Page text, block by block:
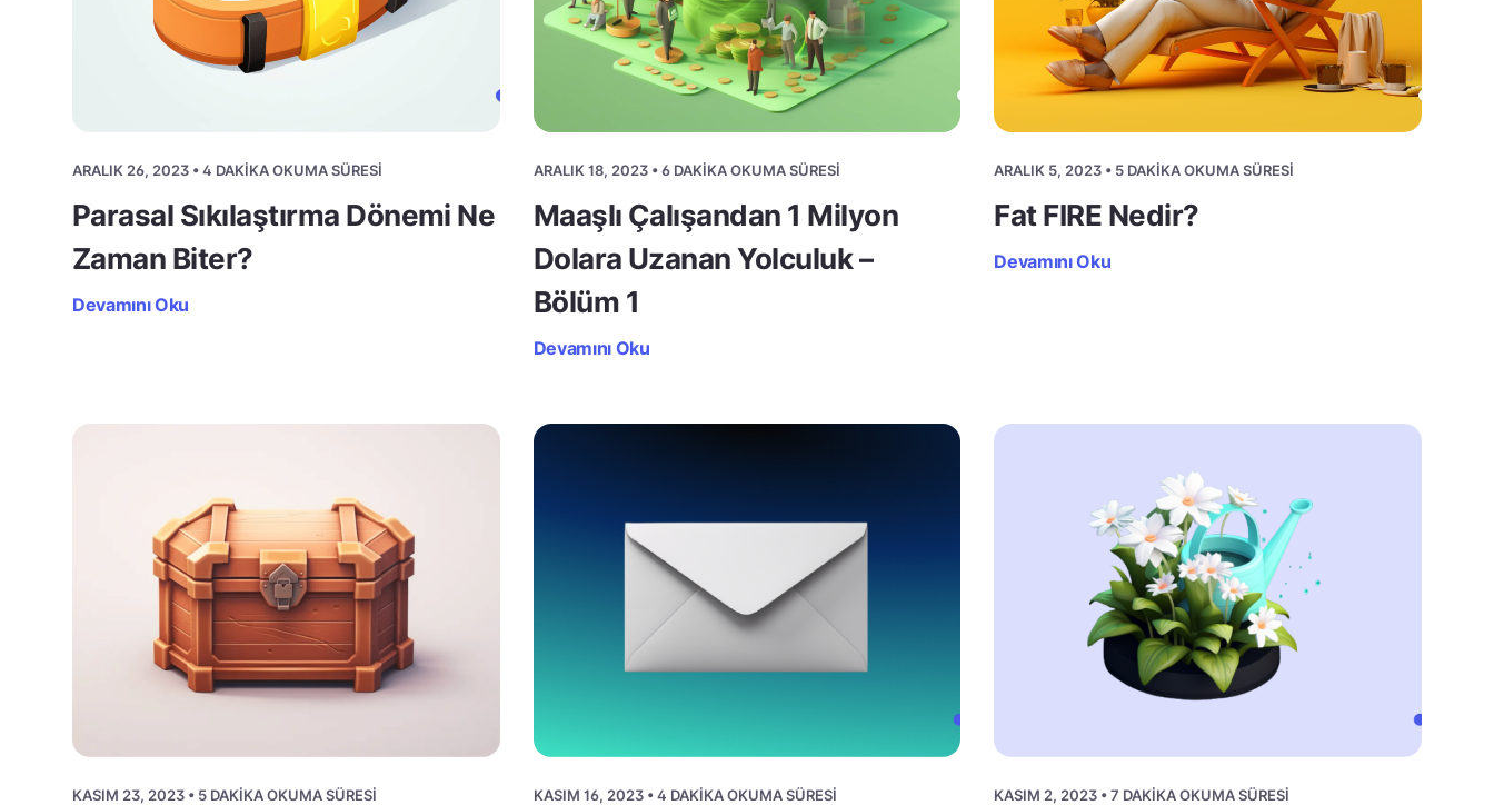
ARALIK 26, 2023 • 4 DAKIKA OKUMA SÜRESI
Parasal Sıkılaştırma Dönemi Ne
Zaman Biter?
Devamını Oku
ARALIK 18, 2023 • 6 DAKIKA OKUMA SÜRESI
Maaşlı Çalışandan 1 Milyon
Dolara Uzanan Yolculuk –
Bölüm 1
Devamını Oku
ARALIK 5, 2023 • 5 DAKIKA OKUMA SÜRESI
Fat FIRE Nedir?
Devamını Oku
KASIM 23, 2023 • 5 DAKIKA OKUMA SÜRESI KASIM 16, 2023 • 4 DAKIKA OKUMA SÜRESI KASIM 2, 2023 • 7 DAKIKA OKUMA SÜRESI